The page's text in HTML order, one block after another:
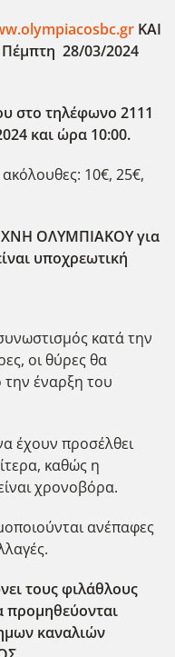
ΚΑΙ
28/03/2024
στο τηλέφωνο 2111
και ώρα 10:00.
ακόλουθες: 10€, 25€,
ΟΛΥΜΠΙΑΚΟΥ για
υποχρεωτική
κατά την
οι θύρες θα
έναρξη του
έχουν προσέλθει
καθώς η
χρονοβόρα.
ανέπαφες
τους φιλάθλους
προμηθεύονται
καναλιών